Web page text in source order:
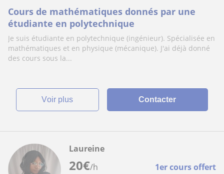
Cours de mathématiques donnés par une
étudiante en polytechnique
Je suis étudiante en polytechnique (ingénieur). Spécialisée en
mathématiques et en physique (mécanique). J'ai déjà donné
des cours sous la...
voir plus Contacter
20€/h 1er cours offert
Laureine